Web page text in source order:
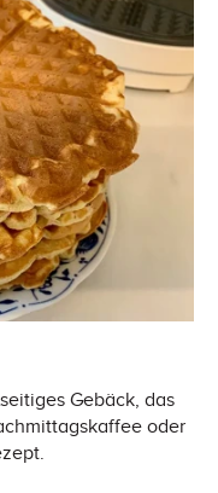
Gebäck, das
oder